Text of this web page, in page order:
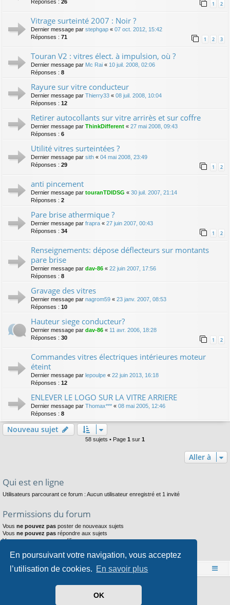
En poursuivant votre navigation, vous acceptez
l’utilisation de cookies. En savoir plus
OK
Réponses : 26 1 2
Vitrage surteinté 2007 : Noir ?
Dernier message par stephgap « 07 oct. 2012, 15:42
Réponses : 71 1 2 3
Touran V2 : vitres élect. à impulsion, où ?
Dernier message par Mc Rai « 10 juil. 2008, 02:06
Réponses : 8
Rayure sur vitre conducteur
Dernier message par Thierry33 « 08 juil. 2008, 10:04
Réponses : 12
Retirer autocollants sur vitre arrirès et sur coffre
Dernier message par ThinkDifferent « 27 mai 2008, 09:43
Réponses : 6
Utilité vitres surteintées ?
Dernier message par sith « 04 mai 2008, 23:49
Réponses : 29 1 2
anti pincement
Dernier message par touranTDIDSG « 30 juil. 2007, 21:14
Réponses : 2
Pare brise athermique ?
Dernier message par frapra « 27 juin 2007, 00:43
Réponses : 34 1 2
Renseignements: dépose déflecteurs sur montants
pare brise
Dernier message par dav-86 « 22 juin 2007, 17:56
Réponses : 8
Gravage des vitres
Dernier message par nagrom59 « 23 janv. 2007, 08:53
Réponses : 10
Hauteur siege conducteur?
Dernier message par dav-86 « 11 avr. 2006, 18:28
Réponses : 30 1 2
Commandes vitres électriques intérieures moteur
éteint
Dernier message par lepoulpe « 22 juin 2013, 16:18
Réponses : 12
ENLEVER LE LOGO SUR LA VITRE ARRIERE
Dernier message par Thomax*** « 08 mai 2005, 12:46
Réponses : 8
Nouveau sujet
58 sujets • Page 1 sur 1
Aller à
Qui est en ligne
Utilisateurs parcourant ce forum : Aucun utilisateur enregistré et 1 invité
Permissions du forum
Vous ne pouvez pas poster de nouveaux sujets
Vous ne pouvez pas répondre aux sujets
Vousne pouvez pasmodifier vos messages
Vousne pouvez pasjoindre des fichiers
Accueil Index du forum
Développé parphpBB® Forum Software © phpBB Limited
Arty- phpBB 3.3 par MrGaby